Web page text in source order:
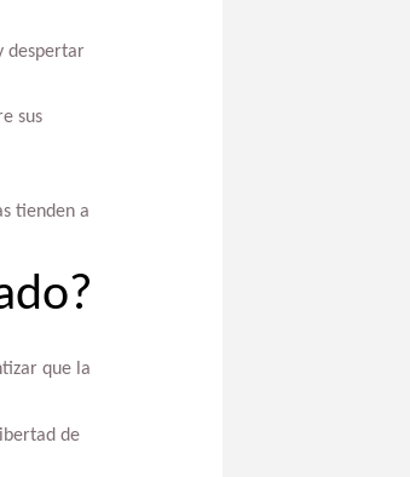
despertar
sus
tienden a
que la
de